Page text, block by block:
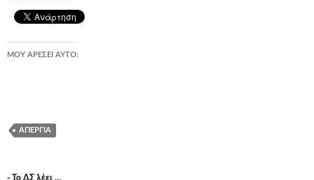
ΜΟΥ ΑΡΈΣΕΙ ΑΥΤΌ:
ΑΠΕΡΓΊΑ
- Το ΔΣ λέει ...